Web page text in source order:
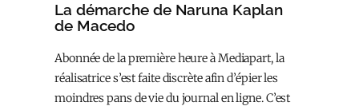
La démarche de Naruna Kaplan
de Macedo
Abonnée de la première heure à Mediapart,la
réalisatrices’est faite discrète afin d’épier les
moindres pans de vie du journal en ligne. C’est